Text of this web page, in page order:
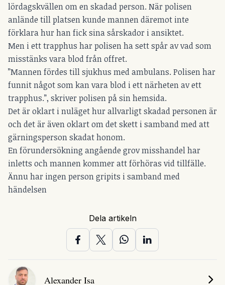
lördagskvällen om en skadad person. När polisen
anlände till platsen kunde mannen däremot inte
förklara hur han fick sina sårskador i ansiktet.
Men i ett trapphus har polisen ha sett spår av vad som
misstänks vara blod från offret.
”Mannen fördes till sjukhus med ambulans. Polisen har
funnit något som kan vara blod i ett närheten av ett
trapphus.”, skriver polisen på sin hemsida.
Det är oklart i nuläget hur allvarligt skadad personen är
och det är även oklart om det skett i samband med att
gärningsperson skadat honom.
En förundersökning angående grov misshandel har
inletts och mannen kommer att förhöras vid tillfälle.
Ännu har ingen person gripits i samband med
händelsen
Dela artikeln
Alexander Isa